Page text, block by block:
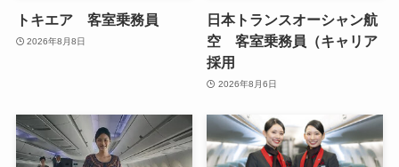
トキエア 客室乗務員
2026年8月8日
日本トランスオーシャン航
空 客室乗務員（キャリア
採用
2026年8月6日